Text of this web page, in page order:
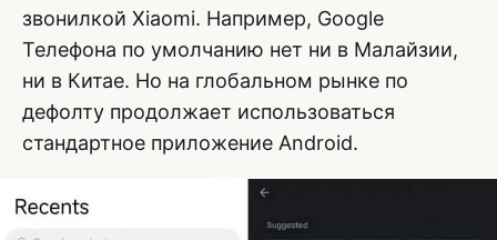
звонилкой Xiaomi. Например, Google
Телефона по умолчанию нет ни в Малайзии,
ни в Китае. Но на глобальном рынке по
дефолту продолжает использоваться
стандартное приложение Android.